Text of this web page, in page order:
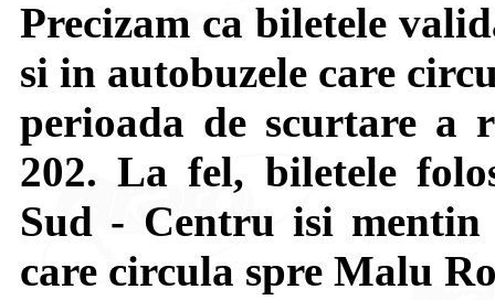
Precizam ca biletele
si in autobuzele care
perioada de scurtare
202. La fel, biletele
Sud - Centru isi
care circula spre Malu